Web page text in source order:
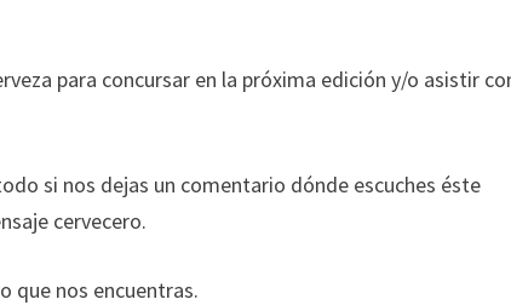
para concursar en la próxima edición y/o asistir
si nos dejas un comentario dónde escuches éste
cervecero.
que nos encuentras.